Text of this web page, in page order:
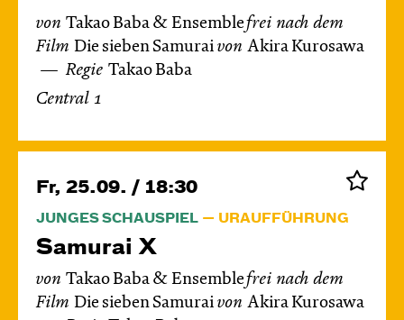
von Takao Baba & Ensemblefrei nach dem
Film Die sieben Samurai von Akira Kurosawa
Regie Takao Baba
Central 1
Fr, 25.09. / 18:30
JUNGES SCHAUSPIEL URAUFFÜHRUNG
Samurai X
von Takao Baba & Ensemblefrei nach dem
Film Die sieben Samurai von Akira Kurosawa